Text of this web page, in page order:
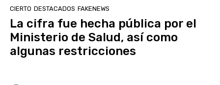
CIERTO DESTACADOS FAKENEWS
La cifra fue hecha pública por el
Ministerio de Salud, así como
algunas restricciones